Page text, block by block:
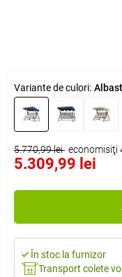
Variante de culori:
5.770,99 lei economisiţi
5.309,99 lei
În stoc la furnizor
Transport colete